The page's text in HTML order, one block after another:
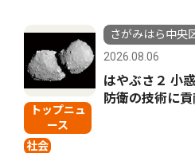
トップニュ
ース
社会
さがみはら中央
2026.08.06
はやぶさ２ 小
防衛の技術に